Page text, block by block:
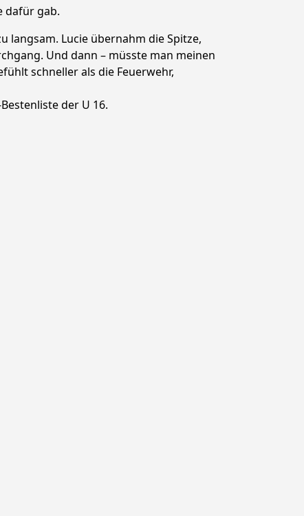
dafür gab.
langsam. Lucie übernahm die Spitze,
Und dann – müsste man meinen
schneller als die Feuerwehr,
der U 16.